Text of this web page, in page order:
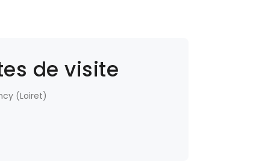
de visite
(Loiret)